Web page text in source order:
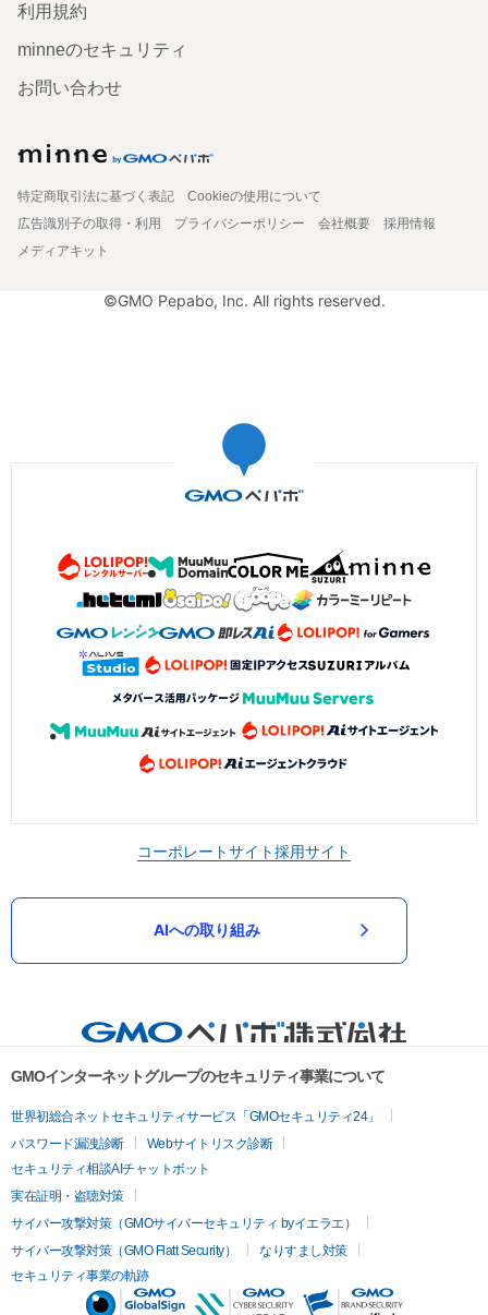
利用規約
minneのセキュリティ
お問い合わせ
特定商取引法に基づく表記
Cookieの使用について
広告識別子の取得・利用
プライバシーポリシー 会社概要
採用情報
メディアキット
©GMO Pepabo, Inc. All rights reserved.
コーポレートサイト採用サイト
AIへの取り組み
GMOインターネットグループのセキュリティ事業について
世界初総合ネットセキュリティサービス「GMOセキュリティ24」
パスワード漏洩診断
Webサイトリスク診断
セキュリティ相談AIチャットボット
実在証明・盗聴対策
サイバー攻撃対策（GMOサイバーセキュリティ byイエラエ）
サイバー攻撃対策（GMO Flatt Security）
なりすまし対策
セキュリティ事業の軌跡